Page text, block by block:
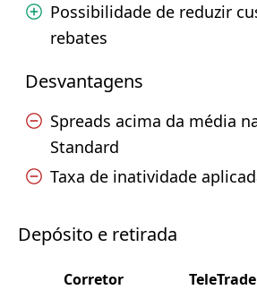
Possibilidade de reduzir
rebates
Desvantagens
Spreads acima da média
Standard
Taxa de inatividade
Depósito e retirada
Corretor TeleTrade